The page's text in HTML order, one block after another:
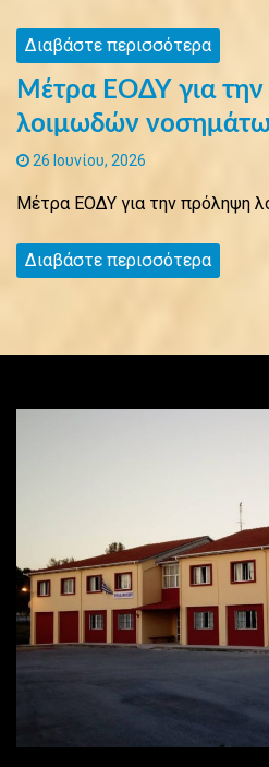
Διαβάστε περισσότερα
Μέτρα ΕΟΔΥ για
λοιμωδών
26 Ιουνίου, 2026
Μέτρα ΕΟΔΥ για την πρόληψη
Διαβάστε περισσότερα